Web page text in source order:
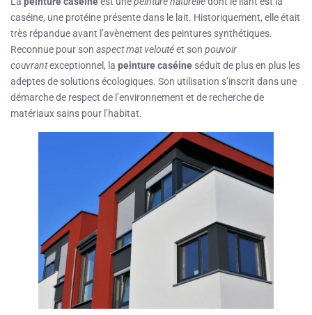
caséine, une protéine présente dans le lait. Historiquement, elle était
très répandue avant l’avènement des peintures synthétiques.
Reconnue pour son aspect mat veloutéet son pouvoir
couvrantexceptionnel, la peinture caséine séduit de plus en plus les
adeptes de solutions écologiques. Son utilisation s’inscrit dans une
démarche de respect de l’environnement et de recherche de
matériaux sains pour l’habitat.